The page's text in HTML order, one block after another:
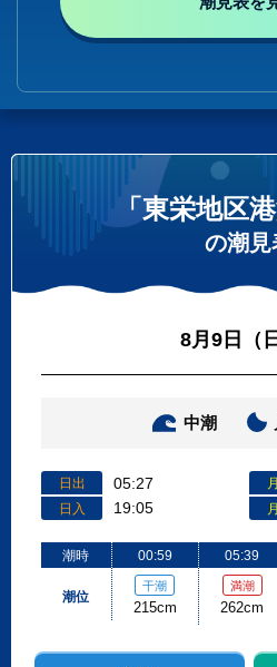
「東栄地区
の潮見
中潮
日出 05:27
日入 19:05
潮時
潮位
00:59
干潮
215cm
05:39
満潮
262cm